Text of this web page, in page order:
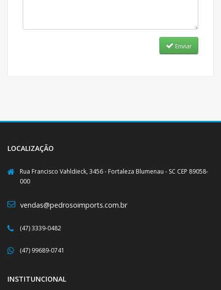
Enviar
LOCALIZAÇÃO
Rua Francisco Vahldieck, 3456 - Fortaleza Blumenau - SC CEP 89058-
000
vendas@pedrosoimports.com.br
(47) 3339-0482
(47) 99689-0741
INSTITUNCIONAL